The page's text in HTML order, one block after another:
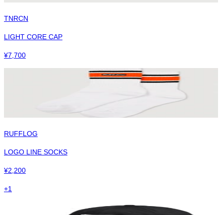
TNRCN
LIGHT CORE CAP
¥7,700
RUFFLOG
LOGO LINE SOCKS
¥2,200
+1